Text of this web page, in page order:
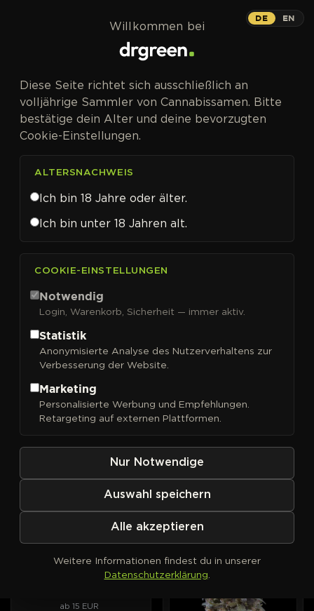
00 Seeds
Sortieren nach
00 Seeds
00 Cheese Auto
gereiftem Käse, im
Automatic-Format.
00 Seeds
00 Cheese
anhaltende Entspannung.
ab 15 EUR
00 Kush Auto
Seeds, jetzt selbstblühend.
ab 15 EUR
DE EN
Willkommen bei
Diese Seite richtet sich ausschließlich an
volljährige Sammler von Cannabissamen. Bitte
bestätige dein Alter und deine bevorzugten
Cookie-Einstellungen.
ALTERSNACHWEIS
Ich bin 18 Jahre oder älter.
Ich bin unter 18 Jahren alt.
COOKIE-EINSTELLUNGEN
Notwendig
Login, Warenkorb, Sicherheit — immer aktiv.
Statistik
Anonymisierte Analyse des Nutzerverhaltens zur
Verbesserung der Website.
Marketing
Personalisierte Werbung und Empfehlungen.
Retargeting auf externen Plattformen.
Nur Notwendige
Auswahl speichern
Alle akzeptieren
Weitere Informationen findest du in unserer
Datenschutzerklärung